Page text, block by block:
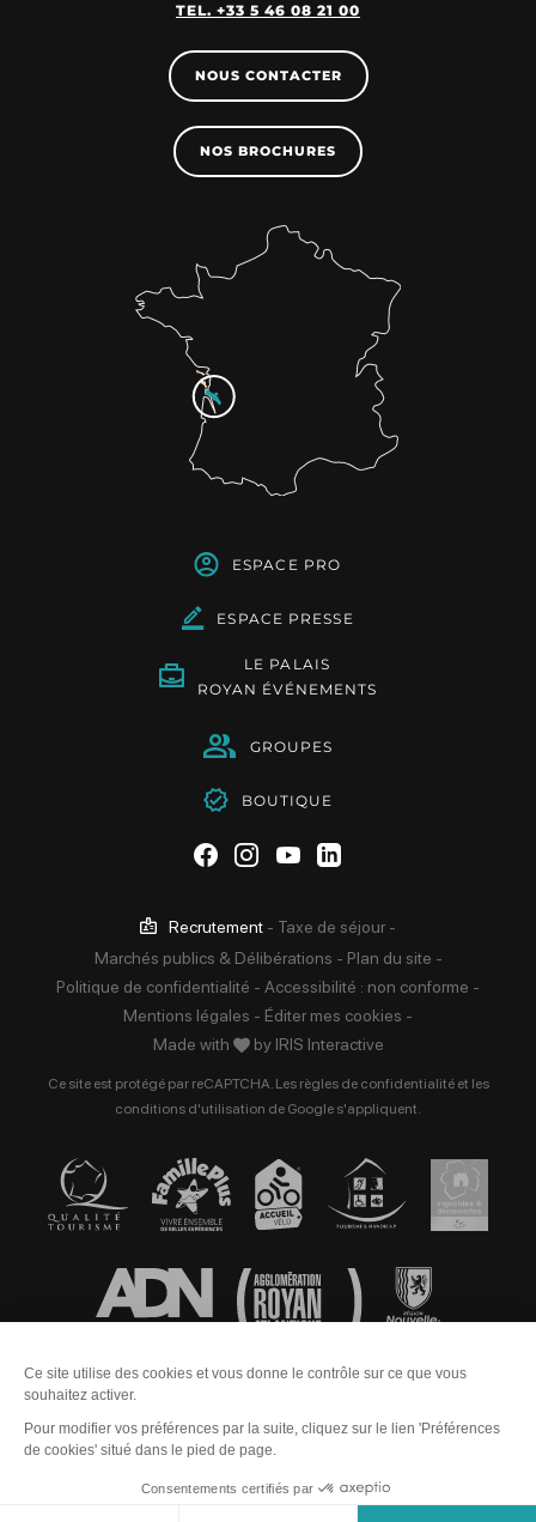
TEL. +33 5 46 08 21 00
NOUS CONTACTER
NOS BROCHURES
ESPACE PRO
ESPACE PRESSE
LE PALAIS
ROYAN ÉVÉNEMENTS
GROUPES
BOUTIQUE
Suivez-nous sur Facebook
Suivez-nous sur
Suivez-nous sur
Suivez-nous sur
Recrutement - Taxe de séjour -
Marchés publics & Délibérations - Plan du site -
Politique de confidentialité - Accessibilité : non conforme -
Mentions légales - Éditer mes cookies -
Made with
by IRIS Interactive
Ce site est protégé par reCAPTCHA. Les règles de confidentialitéet les
conditions d'utilisation de Google s'appliquent.